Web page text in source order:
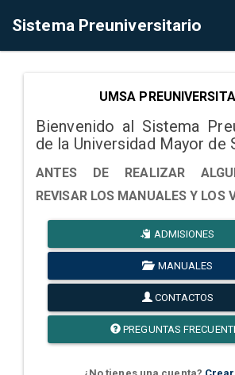
Sistema Preuniversitario
UMSA
Bienvenido al Sistema
de la Universidad Mayor de
ANTES DE REALIZAR
REVISAR LOS MANUALES Y LOS
ADMISIONES
MANUALES
CONTACTOS
PREGUNTAS